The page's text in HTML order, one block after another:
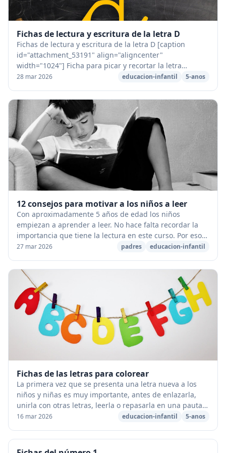
Fichas de lectura y escritura de la letra D
Fichas de lectura y escritura de la letra D [caption
id="attachment_53191" align="aligncenter"
width="1024"] Ficha para picar y recortar la letra
D[/caption] [caption id="attachment_53124" align="alig...
28 mar 2026 educacion-infantil 5-anos
12 consejos para motivar a los niños a leer
Con aproximadamente 5 años de edad los niños
empiezan a aprender a leer. No hace falta recordar la
importancia que tiene la lectura en este curso. Por eso
es esencial que "todos los días" practiquéis ...
27 mar 2026 padres educacion-infantil
Fichas de las letras para colorear
La primera vez que se presenta una letra nueva a los
niños y niñas es muy importante, antes de enlazarla,
unirla con otras letras, leerla o repasarla en una pauta
montssori o cuadricula, que conozcan ...
16 mar 2026 educacion-infantil 5-anos